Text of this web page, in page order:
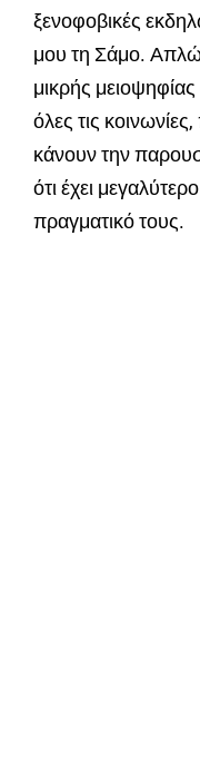
ξενοφοβικές
μου τη Σάμο.
μικρής
όλες τις
κάνουν την
ότι έχει
πραγματικό τους.